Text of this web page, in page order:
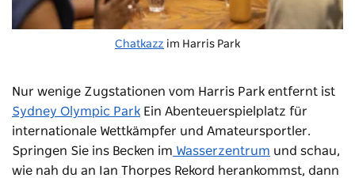
Chatkazz im Harris Park
Nur wenige Zugstationen vom Harris Park entfernt ist
Sydney Olympic Park Ein Abenteuerspielplatz für
internationale Wettkämpfer und Amateursportler.
Springen Sie ins Becken im Wasserzentrum und schau,
wie nah du an Ian Thorpes Rekord herankommst, dann